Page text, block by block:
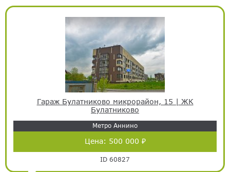
Гараж Булатниково микрорайон, 15 | ЖК
Булатниково
Метро Аннино
Цена: 500 000 ₽
ID 60827